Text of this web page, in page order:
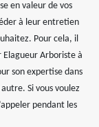
en valeur de vos
à leur entretien
Pour cela, il
Elagueur Arboriste à
son expertise dans
Si vous voulez
pendant les